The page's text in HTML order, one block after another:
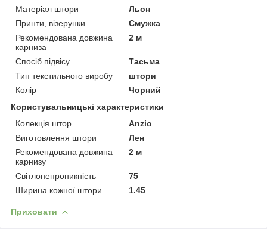
Матеріал штори
Льон
Принти, візерунки
Смужка
Рекомендована довжина
карниза
2 м
Спосіб підвісу
Тасьма
Тип текстильного виробу
штори
Колір
Чорний
Користувальницькі характеристики
Колекція штор
Anzio
Виготовлення штори
Лен
Рекомендована довжина
карнизу
2 м
Світлонепроникність
75
Ширина кожної штори
1.45
Приховати